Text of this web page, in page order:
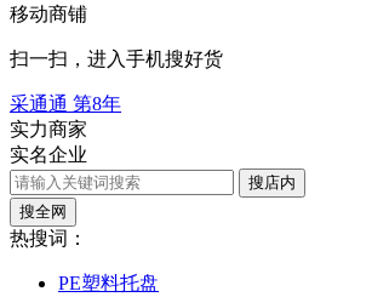
移动商铺
扫一扫，进入手机搜好货
采通通 第8年
实力商家
实名企业
搜店内
搜全网
热搜词：
PE塑料托盘